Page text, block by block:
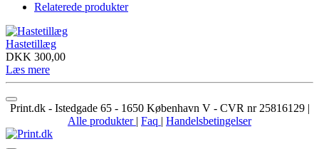
Relaterede produkter
Hastetillæg
DKK 300,00
Læs mere
Print.dk- Istedgade 65- 1650 København V- CVR nr 25816129 |
Alle produkter | Faq | Handelsbetingelser